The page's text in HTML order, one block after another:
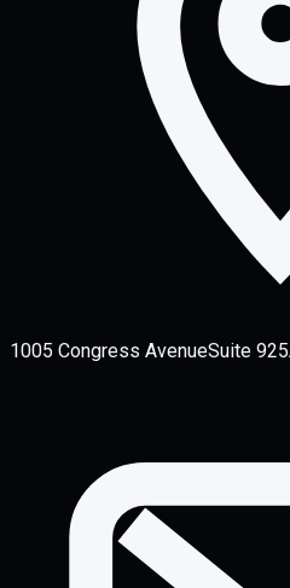
1005 Congress AvenueSuite 925